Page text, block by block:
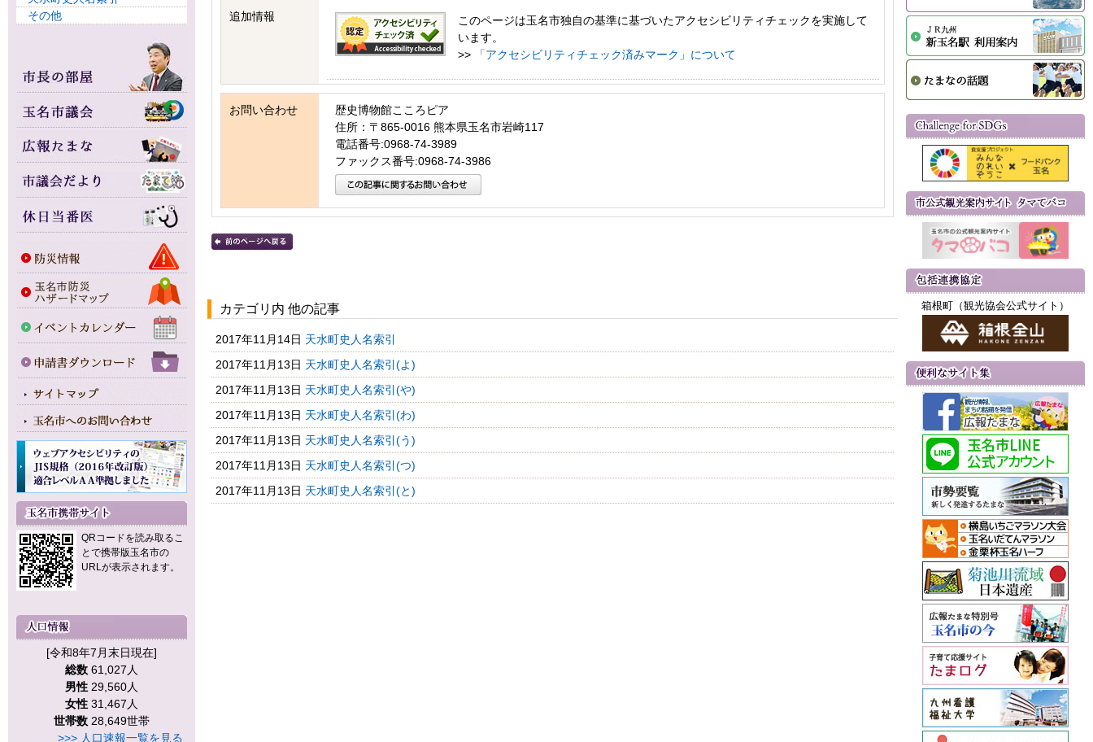
その他
QRコードを読み取るこ
とで携帯版玉名市の
URLが表示されます。
[令和8年7月末日現在]
総数 61,027人
男性 29,560人
女性 31,467人
世帯数 28,649世帯
>>> 人口速報一覧を見る
追加情報
このページは玉名市独自の基準に基づいたアクセシビリティチェックを実施して
います。
>>
「アクセシビリティチェック済みマーク」について
お問い合わせ
歴史博物館こころピア
住所：〒865-0016 熊本県玉名市岩崎117
電話番号:0968-74-3989
ファックス番号:0968-74-3986
カテゴリ内 他の記事
2017年11月14日 天水町史人名索引
2017年11月13日 天水町史人名索引(よ)
2017年11月13日 天水町史人名索引(や)
2017年11月13日 天水町史人名索引(わ)
2017年11月13日 天水町史人名索引(う)
2017年11月13日 天水町史人名索引(つ)
2017年11月13日 天水町史人名索引(と)
箱根町（観光協会公式サイト）